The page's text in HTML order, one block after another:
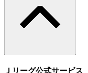
Ｊリーグ公式サービス